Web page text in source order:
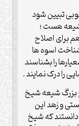
تبیین شود
شیعه هست ؛
برای اصلاح
اسوه ها
را بشناسند
را درک نمایند .‌
بزرگ شیعه شیخ
و زهد این
دانستند که شيخ